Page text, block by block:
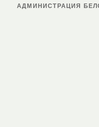
АДМИНИСТРАЦИЯ